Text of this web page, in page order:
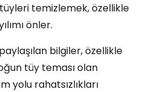
temizlemek, özellikle
önler.
bilgiler, özellikle
tüy teması olan
yolu rahatsızlıkları